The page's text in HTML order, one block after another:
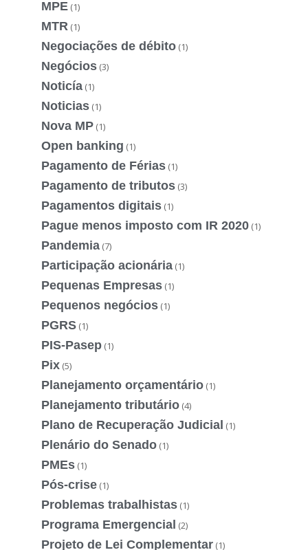
MPE (1)
MTR (1)
Negociações de débito (1)
Negócios (3)
Noticía (1)
Noticias (1)
Nova MP (1)
Open banking (1)
Pagamento de Férias (1)
Pagamento de tributos (3)
Pagamentos digitais (1)
Pague menos imposto com IR 2020 (1)
Pandemia (7)
Participação acionária (1)
Pequenas Empresas (1)
Pequenos negócios (1)
PGRS (1)
PIS-Pasep (1)
Pix (5)
Planejamento orçamentário (1)
Planejamento tributário (4)
Plano de Recuperação Judicial (1)
Plenário do Senado (1)
PMEs (1)
Pós-crise (1)
Problemas trabalhistas (1)
Programa Emergencial (2)
Projeto de Lei Complementar (1)